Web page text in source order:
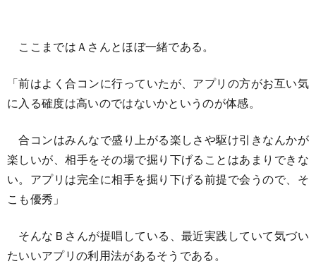
ここまではＡさんとほぼ一緒である。
「前はよく合コンに行っていたが、アプリの方がお互い気
に入る確度は高いのではないかというのが体感。
合コンはみんなで盛り上がる楽しさや駆け引きなんかが
楽しいが、相手をその場で掘り下げることはあまりできな
い。アプリは完全に相手を掘り下げる前提で会うので、そ
こも優秀」
そんなＢさんが提唱している、最近実践していて気づい
たいいアプリの利用法があるそうである。